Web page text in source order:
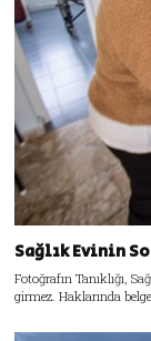
Sağlık Evinin
Fotoğrafın Tanıklığı,
girmez. Haklarında